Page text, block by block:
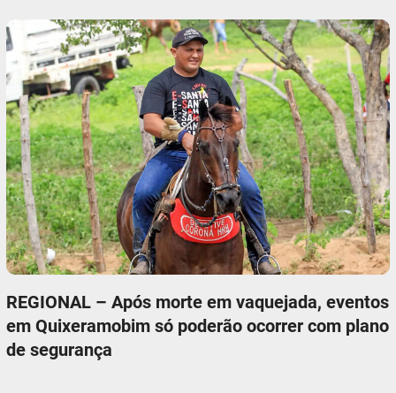
REGIONAL – Após morte em vaquejada, eventos
em Quixeramobim só poderão ocorrer com plano
de segurança